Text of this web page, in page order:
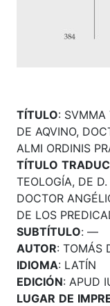
TÍTULO: SVMMA
DE AQVINO,
ALMI ORDINIS
TÍTULO
TEOLOGÍA, DE
DOCTOR
DE LOS
SUBTÍTULO: —
AUTOR: TOMÁS
IDIOMA: LATÍN
EDICIÓN: APUD
LUGAR DE